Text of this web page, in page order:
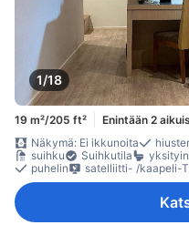
1/18
19 m²/205 ft² Enintään 2
Näkymä: Ei ikkunoita
suihku
Suihkutila
puhelin
satelliitti- /kaapeli-